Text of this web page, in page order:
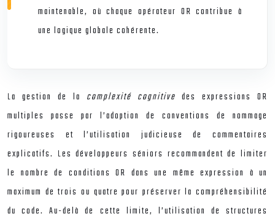
maintenable, où chaque opérateur OR contribue à
une logique globale cohérente.
La gestion de la complexité cognitive des expressions OR
multiples passe par l’adoption de conventions de nommage
rigoureuses et l’utilisation judicieuse de commentaires
explicatifs. Les développeurs séniors recommandent de limiter
le nombre de conditions OR dans une même expression à un
maximum de trois ou quatre pour préserver la compréhensibilité
du code. Au-delà de cette limite, l’utilisation de structures